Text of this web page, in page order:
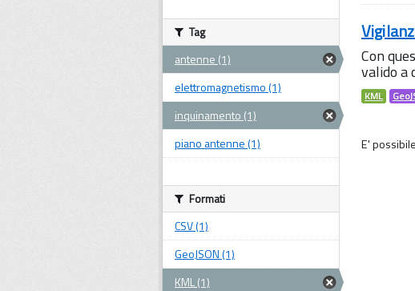
Con
valido a
KML
E'
Tag
antenne (1)
elettromagnetismo (1)
inquinamento (1)
piano antenne (1)
Formati
CSV (1)
GeoJSON (1)
KML (1)